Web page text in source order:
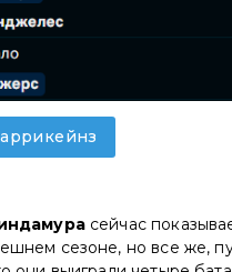
сейчас
сезоне, но все же,